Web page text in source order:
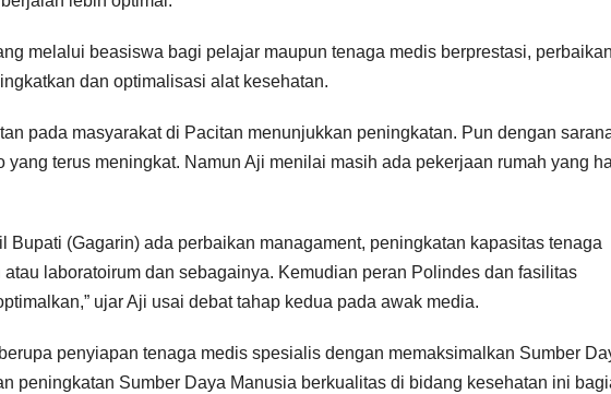
melalui beasiswa bagi pelajar maupun tenaga medis berprestasi, perbaikan
dan optimalisasi alat kesehatan.
pada masyarakat di Pacitan menunjukkan peningkatan. Pun dengan
yang terus meningkat. Namun Aji menilai masih ada pekerjaan rumah yang
Bupati (Gagarin) ada perbaikan managament, peningkatan kapasitas tenaga
laboratoirum dan sebagainya. Kemudian peran Polindes dan fasilitas
ujar Aji usai debat tahap kedua pada awak media.
penyiapan tenaga medis spesialis dengan memaksimalkan Sumber
peningkatan Sumber Daya Manusia berkualitas di bidang kesehatan ini